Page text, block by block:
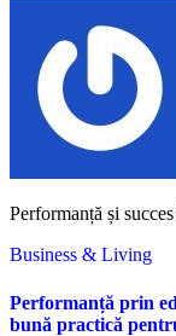
Performanță și
Business & Living
Performanță prin
bună practică